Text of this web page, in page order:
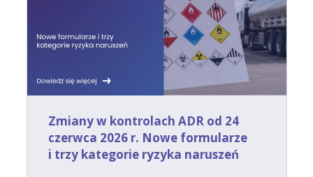
Zmiany w kontrolach ADR od 24
czerwca 2026 r. Nowe formularze
i trzy kategorie ryzyka naruszeń